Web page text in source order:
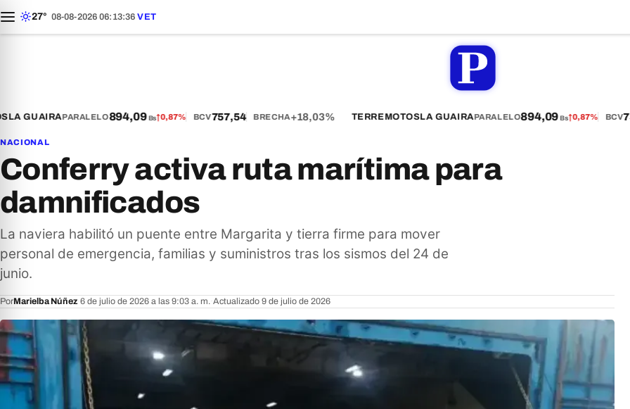
27° 08-08-2026 06:13:37 VET
GUAIRA PARALELO894,09Bs↑0,87% BCV757,54 BRECHA+18,03% TERREMOTOSLA GUAIRA PARALELO894,09Bs↑0,87% BCV
NACIONAL
Conferry activa ruta marítima para
damnificados
La naviera habilitó un puente entre Margarita y tierra firme para mover
personal de emergencia, familias y suministros tras los sismos del 24 de
junio.
PorMarielba Núñez· 6 de julio de 2026 a las 9:03 a. m. Actualizado 9 de julio de 2026